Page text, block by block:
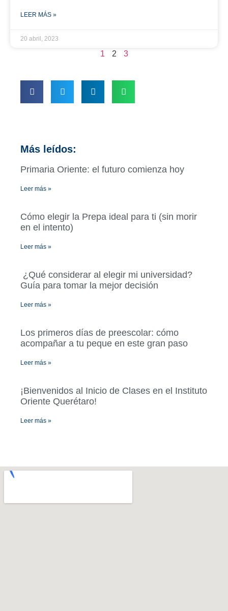
LEER MÁS »
20 abril, 2023
1 2 3
Más leídos:
Primaria Oriente: el futuro comienza hoy
Leer más »
Cómo elegir la Prepa ideal para ti (sin morir
en el intento)
Leer más »
¿Qué considerar al elegir mi universidad?
Guía para tomar la mejor decisión
Leer más »
Los primeros días de preescolar: cómo
acompañar a tu peque en este gran paso
Leer más »
¡Bienvenidos al Inicio de Clases en el Instituto
Oriente Querétaro!
Leer más »